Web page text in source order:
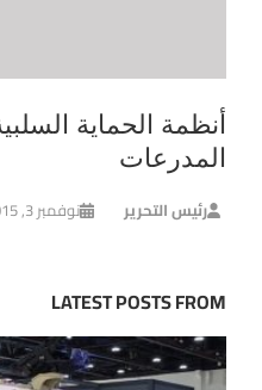
أنظمة الحماية
المدرعات
رئيس التحرير نوفمبر 3, 2015
LATEST POSTS FROM